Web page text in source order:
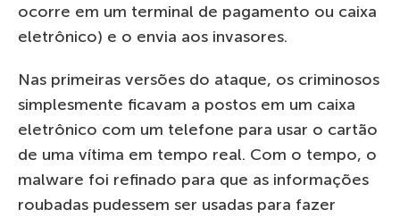
ocorre em um terminal de pagamento ou caixa
eletrônico) e o envia aos invasores.
Nas primeiras versões do ataque, os criminosos
simplesmente ficavam a postos em um caixa
eletrônico com um telefone para usar o cartão
de uma vítima em tempo real. Com o tempo, o
malware foi refinado para que as informações
roubadas pudessem ser usadas para fazer